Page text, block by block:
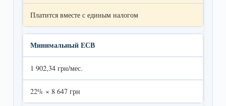
Платится вместе с единым налогом
Минимальный ЕСВ
1 902,34 грн/мес.
22% × 8 647 грн